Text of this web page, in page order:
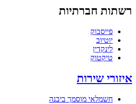
רשתות חברתיות
פייסבוק
יוטיוב
לינקדין
טיקטוק
איזורי שירות
חשמלאי מוסמך ביבנה